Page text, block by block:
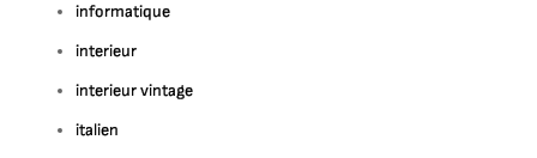
informatique
interieur
interieur vintage
italien